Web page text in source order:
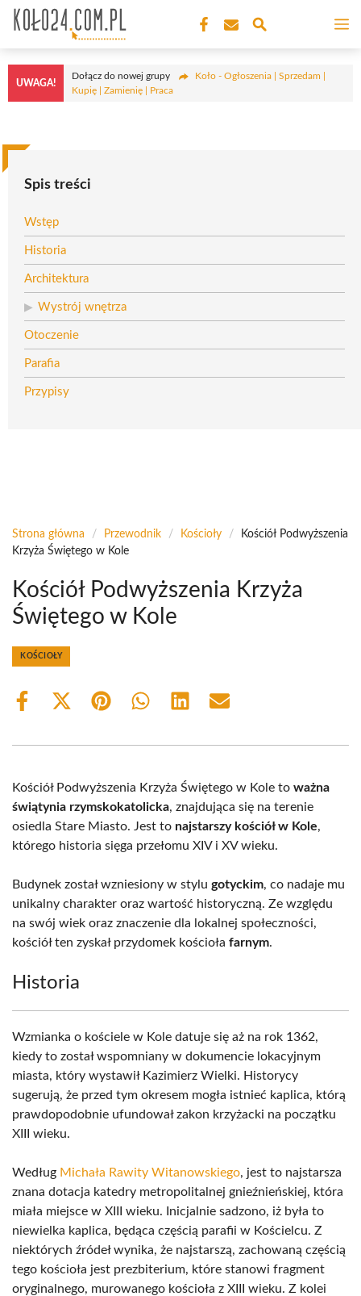
Przejdź
treści
UWAGA!
Dołącz do nowej grupy
Koło - Ogłoszenia | Sprzedam |
Kupię | Zamienię | Praca
Spis treści
Wstęp
Historia
Architektura
Wystrój wnętrza
Otoczenie
Parafia
Przypisy
Strona główna / Przewodnik / Kościoły /
Kościół Podwyższenia
Krzyża Świętego w Kole
Kościół Podwyższenia Krzyża
Świętego w Kole
KOŚCIOŁY
Share
Share
(Twitter)
Share Share Share Share
Kościół Podwyższenia Krzyża Świętego w Kole to ważna
świątynia rzymskokatolicka, znajdująca się na terenie
osiedla Stare Miasto. Jest to najstarszy kościół w Kole,
którego historia sięga przełomu XIV i XV wieku.
Budynek został wzniesiony w stylu gotyckim, co nadaje mu
unikalny charakter oraz wartość historyczną. Ze względu
na swój wiek oraz znaczenie dla lokalnej społeczności,
kościół ten zyskał przydomek kościoła farnym.
Historia
Wzmianka o kościele w Kole datuje się aż na rok 1362,
kiedy to został wspomniany w dokumencie lokacyjnym
miasta, który wystawił Kazimierz Wielki. Historycy
sugerują, że przed tym okresem mogła istnieć kaplica, którą
prawdopodobnie ufundował zakon krzyżacki na początku
XIII wieku.
Według Michała Rawity Witanowskiego, jest to najstarsza
znana dotacja katedry metropolitalnej gnieźnieńskiej, która
miała miejsce w XIII wieku. Inicjalnie sadzono, iż była to
niewielka kaplica, będąca częścią parafii w Kościelcu. Z
niektórych źródeł wynika, że najstarszą, zachowaną częścią
tego kościoła jest prezbiterium, które stanowi fragment
oryginalnego, murowanego kościoła z XIII wieku. Z kolei